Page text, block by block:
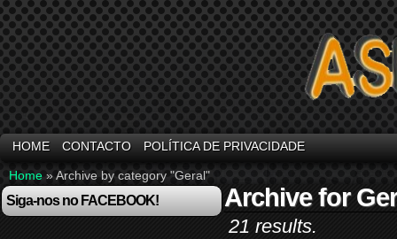
HOME CONTACTO POLÍTICA DE PRIVACIDADE
Home »Archive by category "Geral"
Siga-nos no FACEBOOK! Archive for
21 results.